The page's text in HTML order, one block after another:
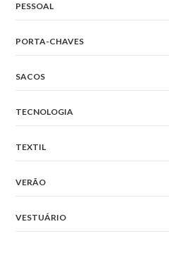
PESSOAL
PORTA-CHAVES
SACOS
TECNOLOGIA
TEXTIL
VERÃO
VESTUÁRIO